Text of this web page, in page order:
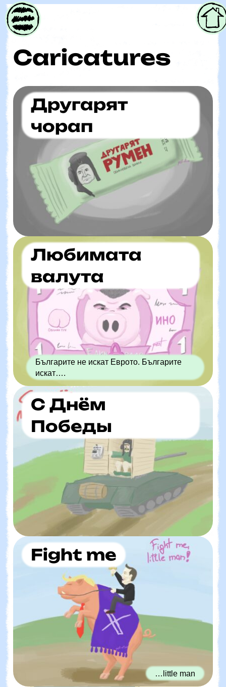
Parent
Caricatures
Другарят
чорап
Любимата
валута
Българите не искат Еврото. Българите
искат….
С Днём
Победы
Fight me
…little man